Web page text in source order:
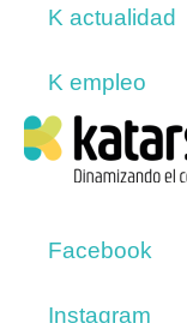
K actualidad
K empleo
Facebook
Instagram